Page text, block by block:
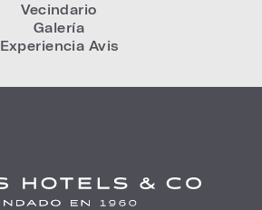
Vecindario
Galería
Experiencia Avis